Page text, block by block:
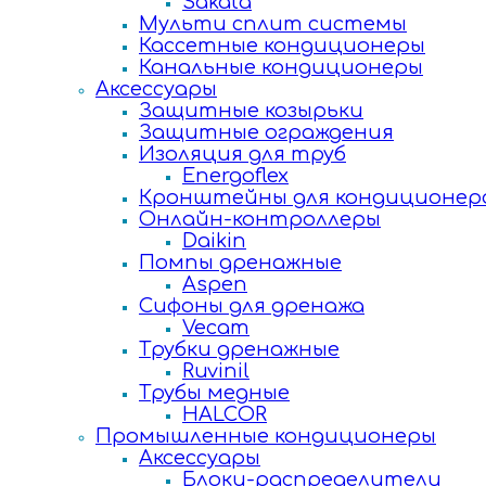
Мульти сплит системы
Кассетные кондиционеры
Канальные кондиционеры
Аксессуары
Защитные козырьки
Защитные ограждения
Изоляция для труб
Energoflex
Кронштейны для
Онлайн-контроллеры
Daikin
Помпы дренажные
Aspen
Сифоны для дренажа
Vecam
Трубки дренажные
Ruvinil
Трубы медные
HALCOR
Промышленные кондиционеры
Аксессуары
Блоки-распределители